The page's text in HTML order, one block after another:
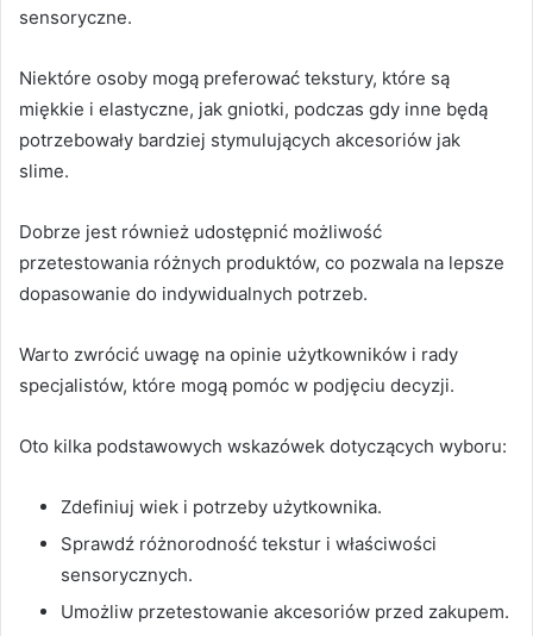
sensoryczne.
Niektóre osoby mogą preferować tekstury, które są
miękkie i elastyczne, jak gniotki, podczas gdy inne będą
potrzebowały bardziej stymulujących akcesoriów jak
slime.
Dobrze jest również udostępnić możliwość
przetestowania różnych produktów, co pozwala na lepsze
dopasowanie do indywidualnych potrzeb.
Warto zwrócić uwagę na opinie użytkowników i rady
specjalistów, które mogą pomóc w podjęciu decyzji.
Oto kilka podstawowych wskazówek dotyczących wyboru:
Zdefiniuj wiek i potrzeby użytkownika.
Sprawdź różnorodność tekstur i właściwości
sensorycznych.
Umożliw przetestowanie akcesoriów przed zakupem.